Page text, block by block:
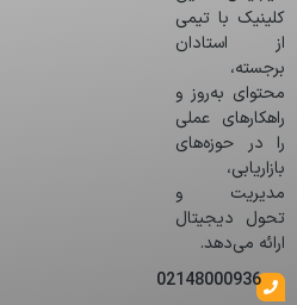
کلینیک با تیمی
از استادان
برجسته،
محتوای به‌روز و
راهکارهای عملی
را در حوزه‌های
بازاریابی،
مدیریت و
تحول دیجیتال
ارائه می‌دهد.
02148000936